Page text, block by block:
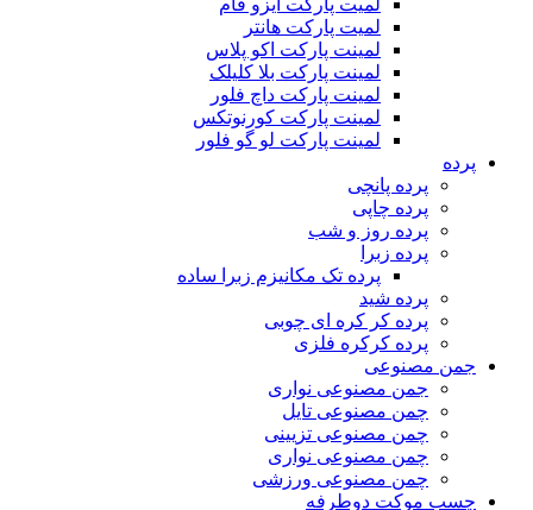
لمیت پارکت ایزو فام
لمیت پارکت هانتر
لمینت پارکت اکو پلاس
لمینت پارکت بلا کلیلک
لمینت پارکت داچ فلور
لمینت پارکت کورنوتکس
لمینت پارکت لو گو فلور
پرده
پرده پانچی
پرده چاپی
پرده روز و شب
پرده زبرا
پرده تک مکانیزم زبرا ساده
پرده شید
پرده کر کره ای چوبی
پرده کرکره فلزی
جمن مصنوعی
جمن مصنوعی نواری
چمن مصنوعی تایل
چمن مصنوعی تزیینی
چمن مصنوعی نواری
چمن مصنوعی ورزشی
چسب موکت دوطرفه